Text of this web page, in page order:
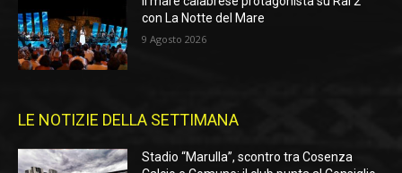
con La Notte del Mare
9 Agosto 2026
LE NOTIZIE DELLA SETTIMANA
Stadio “Marulla”, scontro tra Cosenza